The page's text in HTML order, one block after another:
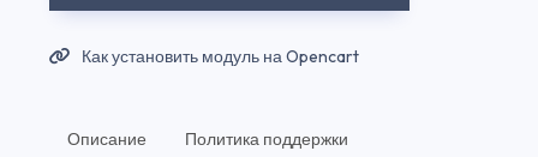
Как установить модуль на Opencart
Описание Политика поддержки